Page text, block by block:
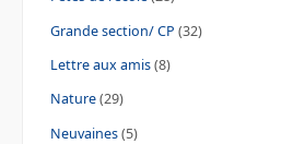
Grande section/ CP (32)
Lettre aux amis(8)
Nature(29)
Neuvaines(5)